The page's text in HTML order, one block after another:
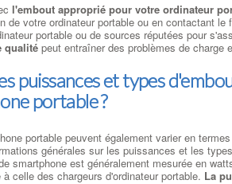
l'embout approprié pour votre ordinateur
de votre ordinateur portable ou en contactant
portable ou de sources réputées pour
qualité peut entraîner des problèmes de charge
puissances et types
portable ?
portable peuvent également varier en
générales sur les puissances et les
smartphone est généralement mesurée en
celle des chargeurs d'ordinateur portable. La